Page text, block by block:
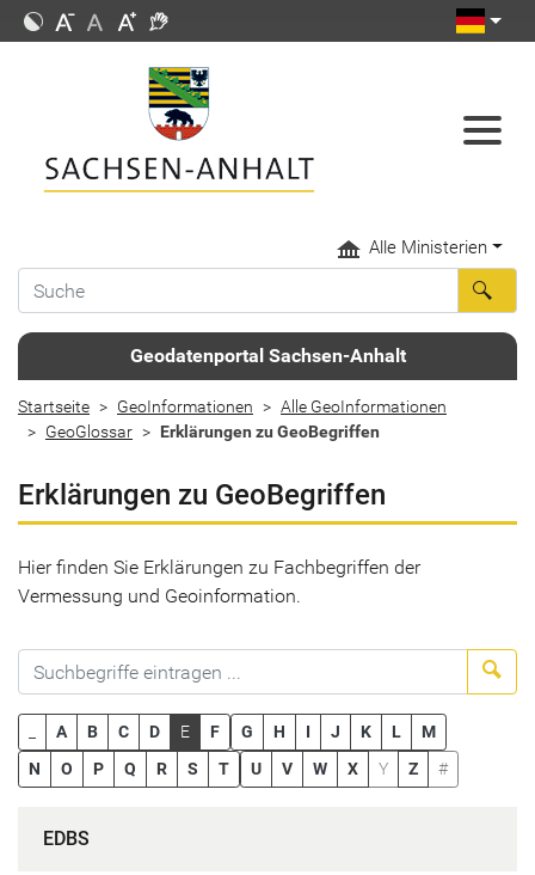
Alle Ministerien
Geodatenportal Sachsen-Anhalt
Startseite GeoInformationen
Alle GeoInformationen
GeoGlossar
Erklärungen zu GeoBegriffen
Erklärungen zu GeoBegriffen
Hier finden Sie Erklärungen zu Fachbegriffen der
Vermessung und Geoinformation.
A B C D E F G H I J K L
M
N
O P Q R S T U V W X Y Z #
EDBS